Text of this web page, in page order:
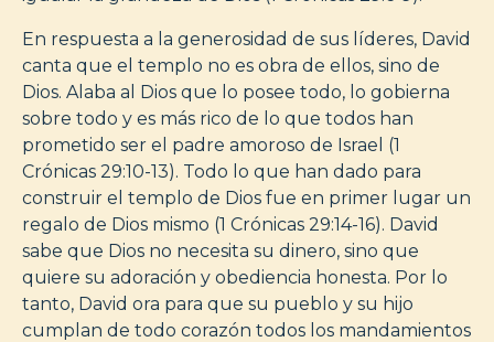
En respuesta a la generosidad de sus líderes, David
canta que el templo no es obra de ellos, sino de
Dios. Alaba al Dios que lo posee todo, lo gobierna
sobre todo y es más rico de lo que todos han
prometido ser el padre amoroso de Israel (1
Crónicas 29:10-13). Todo lo que han dado para
construir el templo de Dios fue en primer lugar un
regalo de Dios mismo (1 Crónicas 29:14-16). David
sabe que Dios no necesita su dinero, sino que
quiere su adoración y obediencia honesta. Por lo
tanto, David ora para que su pueblo y su hijo
cumplan de todo corazón todos los mandamientos